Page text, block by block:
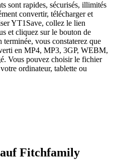
sont rapides, sécurisés, illimités
convertir, télécharger et
YT1Save, collez le lien
et cliquez sur le bouton de
vous constaterez que
en MP4, MP3, 3GP, WEBM,
Vous pouvez choisir le fichier
ordinateur, tablette ou
Fitchfamily